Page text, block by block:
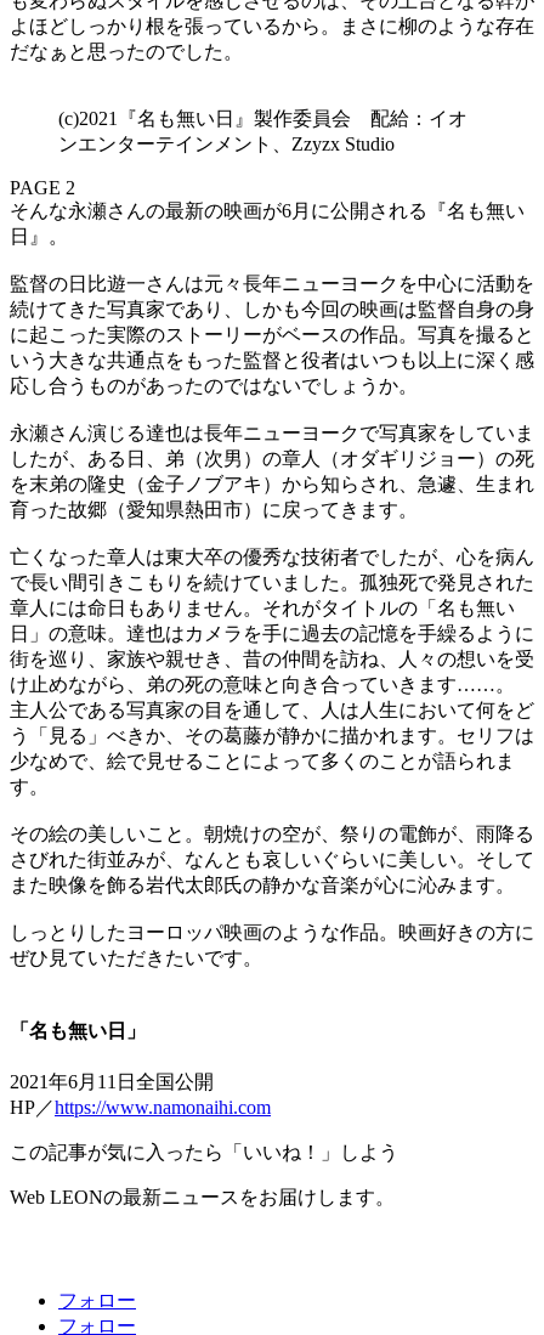
よほどしっかり根を張っているから。まさに柳のような存在
だなぁと思ったのでした。
(c)2021『名も無い日』製作委員会 配給：イオ
ンエンターテインメント、Zzyzx Studio
PAGE 2
そんな永瀬さんの最新の映画が6月に公開される『名も無い
日』。
監督の日比遊一さんは元々長年ニューヨークを中心に活動を
続けてきた写真家であり、しかも今回の映画は監督自身の身
に起こった実際のストーリーがベースの作品。写真を撮ると
いう大きな共通点をもった監督と役者はいつも以上に深く感
応し合うものがあったのではないでしょうか。
永瀬さん演じる達也は長年ニューヨークで写真家をしていま
したが、ある日、弟（次男）の章人（オダギリジョー）の死
を末弟の隆史（金子ノブアキ）から知らされ、急遽、生まれ
育った故郷（愛知県熱田市）に戻ってきます。
亡くなった章人は東大卒の優秀な技術者でしたが、心を病ん
で長い間引きこもりを続けていました。孤独死で発見された
章人には命日もありません。それがタイトルの「名も無い
日」の意味。達也はカメラを手に過去の記憶を手繰るように
街を巡り、家族や親せき、昔の仲間を訪ね、人々の想いを受
け止めながら、弟の死の意味と向き合っていきます……。
主人公である写真家の目を通して、人は人生において何をど
う「見る」べきか、その葛藤が静かに描かれます。セリフは
少なめで、絵で見せることによって多くのことが語られま
す。
その絵の美しいこと。朝焼けの空が、祭りの電飾が、雨降る
さびれた街並みが、なんとも哀しいぐらいに美しい。そして
また映像を飾る岩代太郎氏の静かな音楽が心に沁みます。
しっとりしたヨーロッパ映画のような作品。映画好きの方に
ぜひ見ていただきたいです。
「名も無い日」
2021年6月11日全国公開
HP／https://www.namonaihi.com
この記事が気に入ったら「いいね！」しよう
Web LEONの最新ニュースをお届けします。
フォロー
フォロー